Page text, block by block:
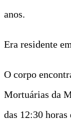
anos.
Era residente
O corpo
Mortuárias da
das 12:30